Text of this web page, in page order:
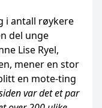
i antall røykere
del unge
Lise Ryel,
mener en stor
en mote-ting
var det et par